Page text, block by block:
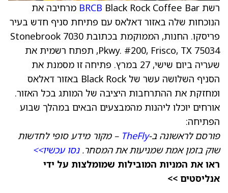
רשת BRCB Black Rock Coffee Bar מרחיבה את
הנוכחות שלה באזור דאלאס עם פתיחת סניף חדש בעיר
פריסקו. החנות, הממוקמת בכתובת 7030 Stonebrook
Pkwy. #200, Frisco, TX 75034, תפתח רשמית את
שעריה ביום שישי, 27 במרץ. פתיחה זו מסמנת את
הסניף השלושה עשר של Black Rock באזור דאלאס
ומחזקת את ההתרחבות היציבה של המותג בכל האזור.
אורחים יוכלו ליהנות מהמבצעים הבאים במהלך שבוע
הפתיחה:
פורסם לראשונה ב-TheFly – מקור מידע סופי לחדשות
שוק בזמן אמת שמניעות את המסחר.נסו עכשיו>>
ראו את המניות המובילות שמומלצות על ידי
אנליסטים >>